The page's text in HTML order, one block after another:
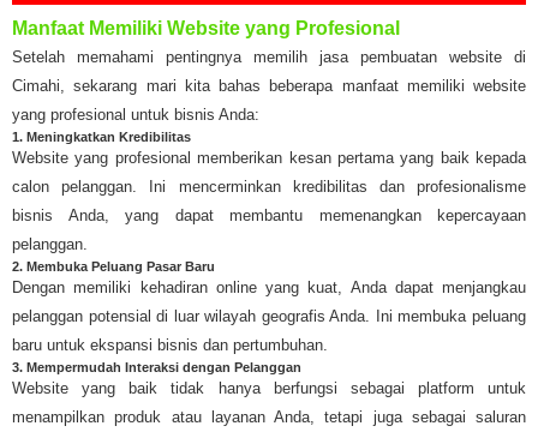
Manfaat Memiliki Website yang Profesional
Setelah memahami pentingnya memilih jasa pembuatan website di
Cimahi, sekarang mari kita bahas beberapa manfaat memiliki website
yang profesional untuk bisnis Anda:
1. Meningkatkan Kredibilitas
Website yang profesional memberikan kesan pertama yang baik kepada
calon pelanggan. Ini mencerminkan kredibilitas dan profesionalisme
bisnis Anda, yang dapat membantu memenangkan kepercayaan
pelanggan.
2. Membuka Peluang Pasar Baru
Dengan memiliki kehadiran online yang kuat, Anda dapat menjangkau
pelanggan potensial di luar wilayah geografis Anda. Ini membuka peluang
baru untuk ekspansi bisnis dan pertumbuhan.
3. Mempermudah Interaksi dengan Pelanggan
Website yang baik tidak hanya berfungsi sebagai platform untuk
menampilkan produk atau layanan Anda, tetapi juga sebagai saluran